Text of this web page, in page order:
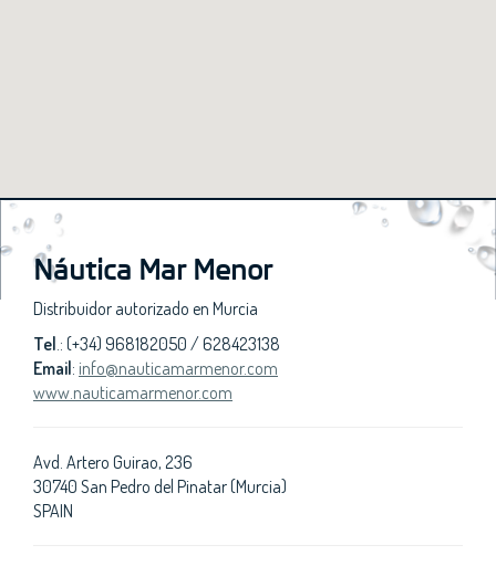
Náutica Mar Menor
Distribuidor autorizado en Murcia
Tel.: (+34) 968182050 / 628423138
Email: info@nauticamarmenor.com
www.nauticamarmenor.com
Avd. Artero Guirao, 236
30740 San Pedro del Pinatar (Murcia)
SPAIN